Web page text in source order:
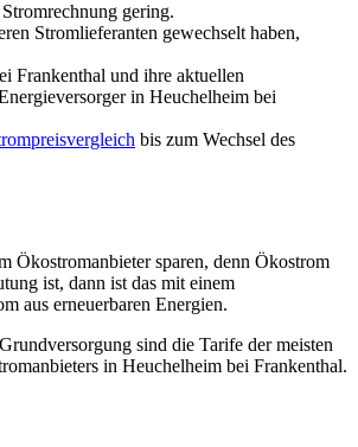
gering.
Stromlieferanten gewechselt haben,
Frankenthal und ihre aktuellen
in Heuchelheim bei
bis zum Wechsel des
Ökostromanbieter sparen, denn Ökostrom
ist, dann ist das mit einem
aus erneuerbaren Energien.
sind die Tarife der meisten
in Heuchelheim bei Frankenthal.